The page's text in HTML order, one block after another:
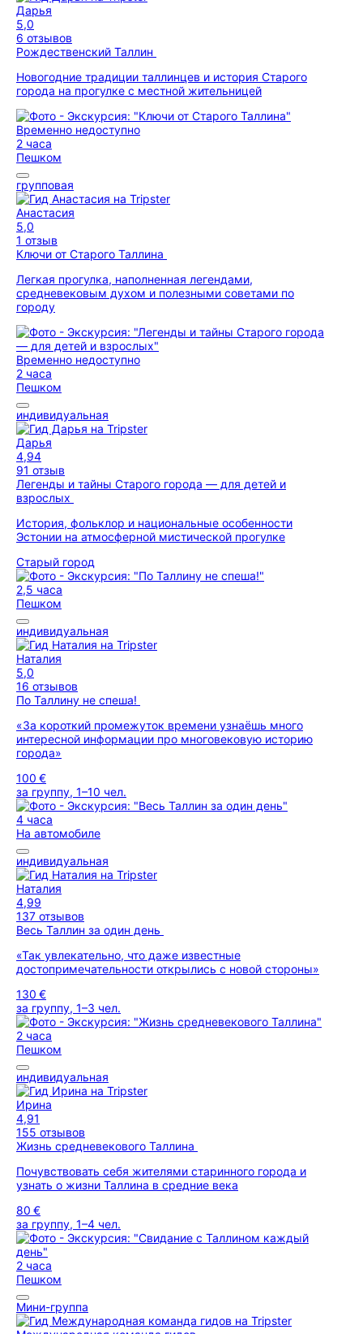
Дарья
5,0
6 отзывов
Рождественский Таллин
Новогодние традиции таллинцев и история Старого
города на прогулке с местной жительницей
Временно недоступно
2 часа
Пешком
групповая
Анастасия
5,0
1 отзыв
Ключи от Старого Таллина
Легкая прогулка, наполненная легендами,
средневековым духом и полезными советами по
городу
Временно недоступно
2 часа
Пешком
индивидуальная
Дарья
4,94
91 отзыв
Легенды и тайны Старого города — для детей и
взрослых
История, фольклор и национальные особенности
Эстонии на атмосферной мистической прогулке
Старый город
2,5 часа
Пешком
индивидуальная
Наталия
5,0
16 отзывов
По Таллину не спеша!
«За короткий промежуток времени узнаёшь много
интересной информации про многовековую историю
города»
100 €
за группу, 1–10 чел.
4 часа
На автомобиле
индивидуальная
Наталия
4,99
137 отзывов
Весь Таллин за один день
«Так увлекательно, что даже известные
достопримечательности открылись с новой стороны»
130 €
за группу, 1–3 чел.
2 часа
Пешком
индивидуальная
Ирина
4,91
155 отзывов
Жизнь средневекового Таллина
Почувствовать себя жителями старинного города и
узнать о жизни Таллина в средние века
80 €
за группу, 1–4 чел.
2 часа
Пешком
Мини-группа